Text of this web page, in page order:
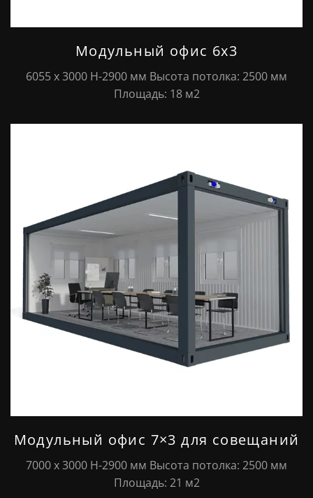
Модульный офис 6х3
6055 х 3000 Н-2900 мм Высота потолка: 2500 мм
Площадь: 18 м2
Модульный офис 7×3 для совещаний
7000 х 3000 Н-2900 мм Высота потолка: 2500 мм
Площадь: 21 м2